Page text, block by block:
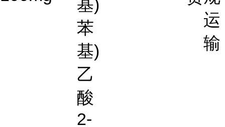
基)
苯
基)
乙
酸
运
输
2-